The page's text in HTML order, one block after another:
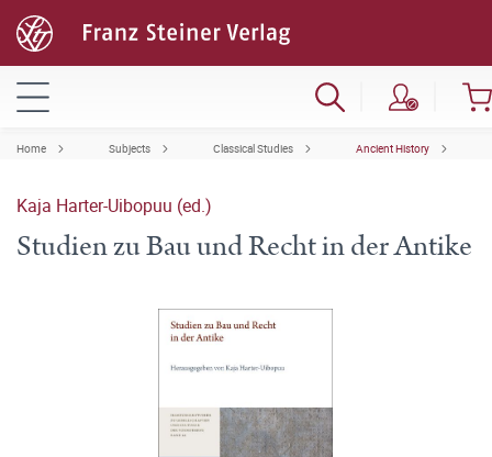
Home Subjects Classical Studies Ancient History
Kaja Harter-Uibopuu (ed.)
Studien zu Bau und Recht in der Antike